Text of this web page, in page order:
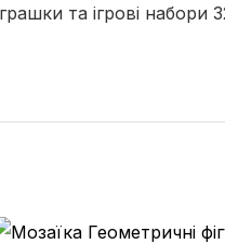
та ігрові набори